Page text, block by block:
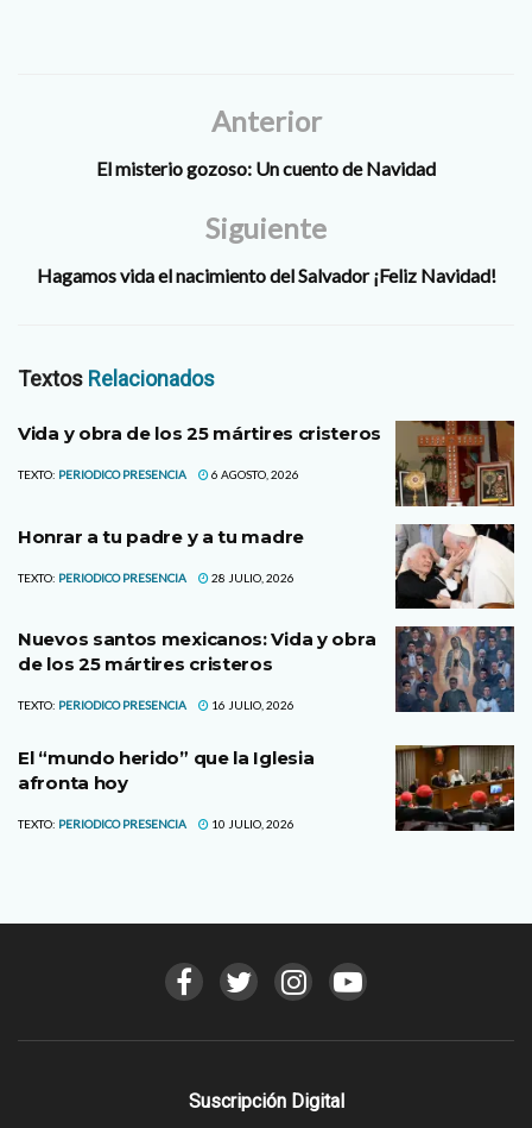
Anterior
El misterio gozoso: Un cuento de Navidad
Siguiente
Hagamos vida el nacimiento del Salvador ¡Feliz Navidad!
Textos Relacionados
Vida y obra de los 25 mártires cristeros
TEXTO: PERIODICO PRESENCIA 6 AGOSTO, 2026
Honrar a tu padre y a tu madre
TEXTO: PERIODICO PRESENCIA 28 JULIO, 2026
Nuevos santos mexicanos: Vida y obra
de los 25 mártires cristeros
TEXTO: PERIODICO PRESENCIA 16 JULIO, 2026
El “mundo herido” que la Iglesia
afronta hoy
TEXTO: PERIODICO PRESENCIA 10 JULIO, 2026
Suscripción Digital